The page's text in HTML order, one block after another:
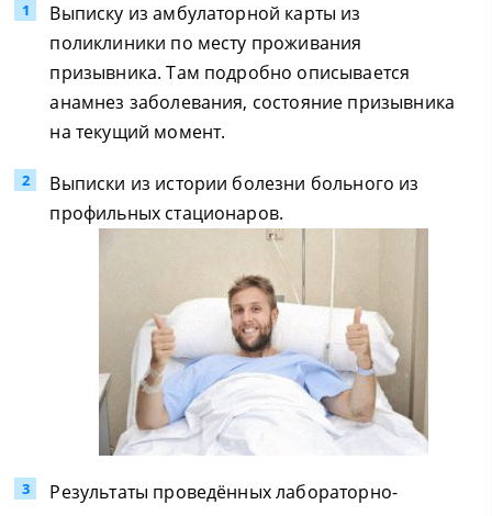
Выписку из амбулаторной карты из
поликлиники по месту проживания
призывника. Там подробно описывается
анамнез заболевания, состояние призывника
на текущий момент.
Выписки из истории болезни больного из
профильных стационаров.
Результаты проведённых лабораторно-